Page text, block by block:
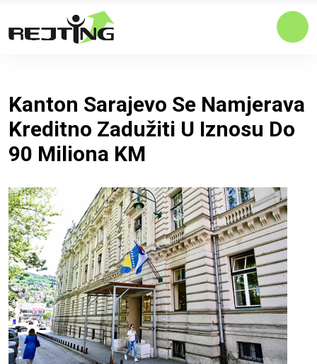
Kanton Sarajevo Se Namjerava
Kreditno Zadužiti U Iznosu Do
90 Miliona KM